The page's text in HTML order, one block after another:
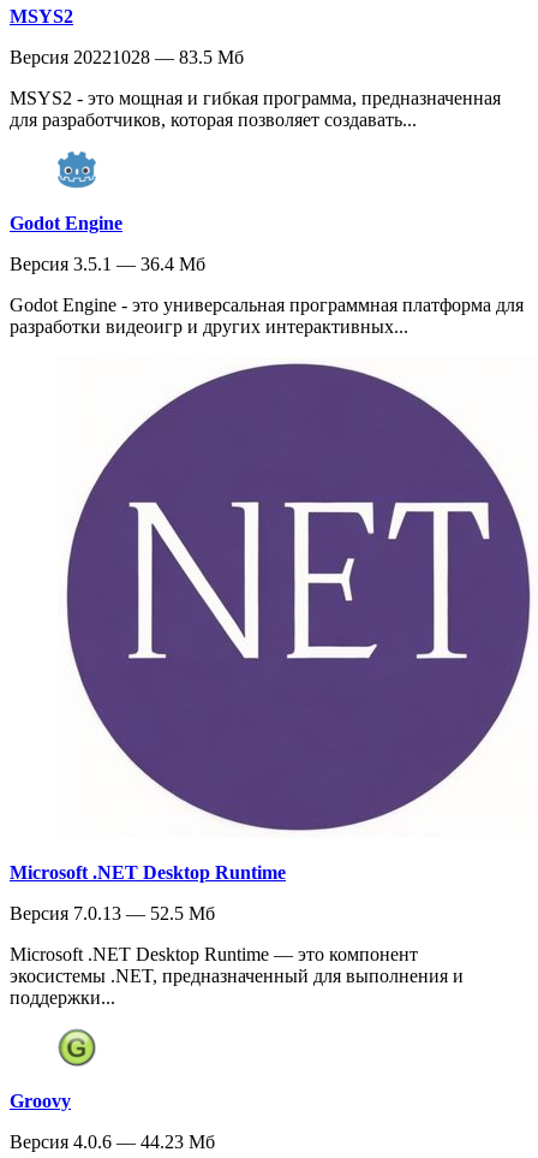
MSYS2
Версия 20221028 — 83.5 Мб
MSYS2 - это мощная и гибкая программа, предназначенная
для разработчиков, которая позволяет создавать...
Godot Engine
Версия 3.5.1 — 36.4 Мб
Godot Engine - это универсальная программная платформа для
разработки видеоигр и других интерактивных...
Microsoft .NET Desktop Runtime
Версия 7.0.13 — 52.5 Мб
Microsoft .NET Desktop Runtime — это компонент
экосистемы .NET, предназначенный для выполнения и
поддержки...
Groovy
Версия 4.0.6 — 44.23 Мб